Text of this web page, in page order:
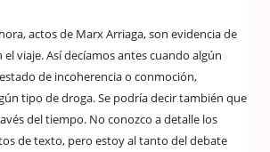
actos de Marx Arriaga, son evidencia de
viaje. Así decíamos antes cuando algún
de incoherencia o conmoción,
tipo de droga. Se podría decir también que
del tiempo. No conozco a detalle los
de texto, pero estoy al tanto del debate